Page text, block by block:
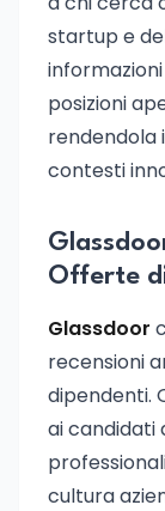
startup e
posizioni
rendendola
contesti
Offerte
Glassdoor
recensioni
dipendenti.
ai candidati
cultura